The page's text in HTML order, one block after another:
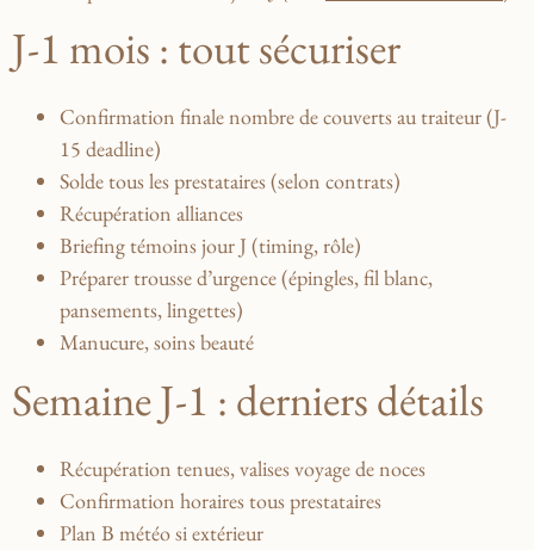
J-1 mois : tout sécuriser
Confirmation finale nombre de couverts au traiteur (J-
15 deadline)
Solde tous les prestataires (selon contrats)
Récupération alliances
Briefing témoins jour J (timing, rôle)
Préparer trousse d’urgence (épingles, fil blanc,
pansements, lingettes)
Manucure, soins beauté
Semaine J-1 : derniers détails
Récupération tenues, valises voyage de noces
Confirmation horaires tous prestataires
Plan B météo si extérieur